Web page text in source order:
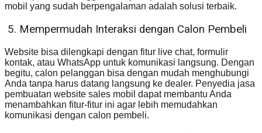
mobil yang sudah berpengalaman adalah solusi terbaik.
5. Mempermudah Interaksi dengan Calon Pembeli
Website bisa dilengkapi dengan fitur live chat, formulir
kontak, atau WhatsApp untuk komunikasi langsung. Dengan
begitu, calon pelanggan bisa dengan mudah menghubungi
Anda tanpa harus datang langsung ke dealer. Penyedia jasa
pembuatan website sales mobil dapat membantu Anda
menambahkan fitur-fitur ini agar lebih memudahkan
komunikasi dengan calon pembeli.